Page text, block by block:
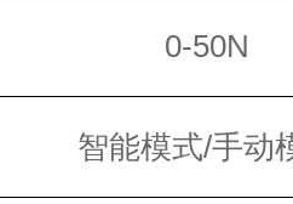
0-50N
智能模式/手动